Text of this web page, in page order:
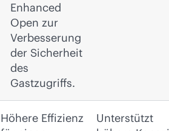
Enhanced
Open zur
Verbesserung
der Sicherheit
des
Gastzugriffs.
Höhere Effizienz
Unterstützt